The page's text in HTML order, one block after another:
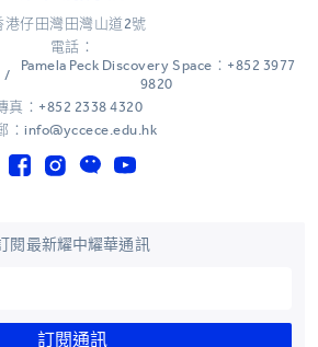
港仔田灣田灣山道2號
電話：
/
Pamela Peck Discovery Space：+852 3977
9820
真：+852 2338 4320
：info@yccece.edu.hk
閱最新耀中耀華通訊
訂閱通訊